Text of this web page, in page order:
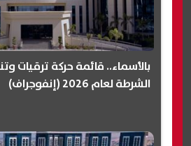
بالأسماء.. قائمة حركة ترقيات
الشرطة لعام 2026 (إنفوجراف)